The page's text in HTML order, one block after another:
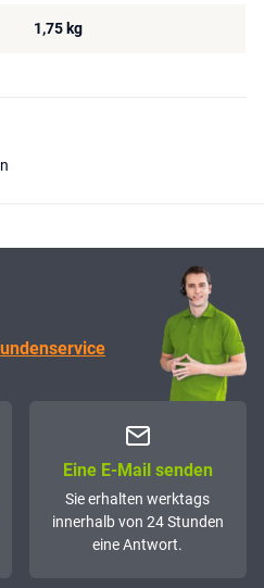
1,75 kg
Eine E-Mail senden
Sie erhalten werktags
innerhalb von 24 Stunden
eine Antwort.